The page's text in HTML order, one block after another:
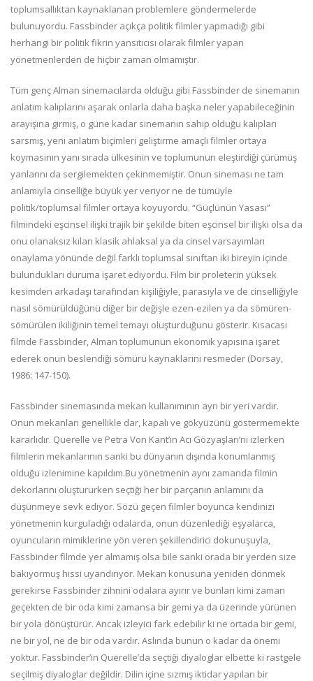
toplumsallıktan kaynaklanan problemlere göndermelerde
bulunuyordu. Fassbinder açıkça politik filmler yapmadığı gibi
herhangi bir politik fikrin yansıtıcısı olarak filmler yapan
yönetmenlerden de hiçbir zaman olmamıştır.
Tüm genç Alman sinemacılarda olduğu gibi Fassbinder de sinemanın
anlatım kalıplarını aşarak onlarla daha başka neler yapabileceğinin
arayışına girmiş, o güne kadar sinemanın sahip olduğu kalıpları
sarsmış, yeni anlatım biçimleri geliştirme amaçlı filmler ortaya
koymasının yanı sırada ülkesinin ve toplumunun eleştirdiği çürümüş
yanlarını da sergilemekten çekinmemiştir. Onun sineması ne tam
anlamıyla cinselliğe büyük yer veriyor ne de tümüyle
politik/toplumsal filmler ortaya koyuyordu. “Güçlünün Yasası”
filmindeki eşcinsel ilişki trajik bir şekilde biten eşcinsel bir ilişki olsa da
onu olanaksız kılan klasik ahlaksal ya da cinsel varsayımları
onaylama yönünde değil farklı toplumsal sınıftan iki bireyin içinde
bulundukları duruma işaret ediyordu. Film bir proleterin yüksek
kesimden arkadaşı tarafından kişiliğiyle, parasıyla ve de cinselliğiyle
nasıl sömürüldüğünü diğer bir değişle ezen-ezilen ya da sömüren-
sömürülen ikiliğinin temel temayı oluşturduğunu gösterir. Kısacası
filmde Fassbinder, Alman toplumunun ekonomik yapısına işaret
ederek onun beslendiği sömürü kaynaklarını resmeder (Dorsay,
1986: 147-150).
Fassbinder sinemasında mekan kullanımının ayrı bir yeri vardır.
Onun mekanları genellikle dar, kapalı ve gökyüzünü göstermemekte
kararlıdır. Querelle ve Petra Von Kant’ın Acı Gözyaşları’nı izlerken
filmlerin mekanlarının sanki bu dünyanın dışında konumlanmış
olduğu izlenimine kapıldım.Bu yönetmenin aynı zamanda filmin
dekorlarını oluştururken seçtiği her bir parçanın anlamını da
düşünmeye sevk ediyor. Sözü geçen filmler boyunca kendinizi
yönetmenin kurguladığı odalarda, onun düzenlediği eşyalarca,
oyuncuların mimiklerine yön veren şekillendirici dokunuşuyla,
Fassbinder filmde yer almamış olsa bile sanki orada bir yerden size
bakıyormuş hissi uyandırıyor. Mekan konusuna yeniden dönmek
gerekirse Fassbinder zihnini odalara ayırır ve bunları kimi zaman
geçekten de bir oda kimi zamansa bir gemi ya da üzerinde yürünen
bir yola dönüştürür. Ancak izleyici fark edebilir ki ne ortada bir gemi,
ne bir yol, ne de bir oda vardır. Aslında bunun o kadar da önemi
yoktur. Fassbinder’in Querelle’da seçtiği diyaloglar elbette ki rastgele
seçilmiş diyaloglar değildir. Dilin içine sızmış iktidar yapıları bir